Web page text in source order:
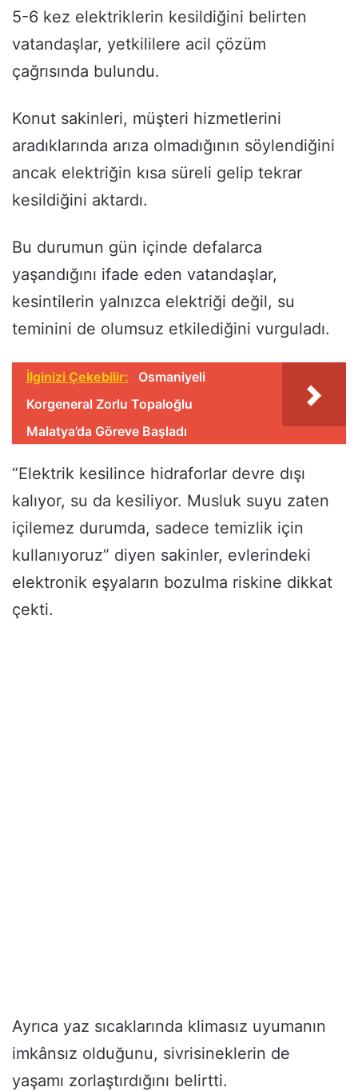
5-6 kez elektriklerin kesildiğini belirten
vatandaşlar, yetkililere acil çözüm
çağrısında bulundu.
Konut sakinleri, müşteri hizmetlerini
aradıklarında arıza olmadığının söylendiğini
ancak elektriğin kısa süreli gelip tekrar
kesildiğini aktardı.
Bu durumun gün içinde defalarca
yaşandığını ifade eden vatandaşlar,
kesintilerin yalnızca elektriği değil, su
teminini de olumsuz etkilediğini vurguladı.
İlginizi Çekebilir:
Osmaniyeli
Korgeneral Zorlu Topaloğlu
Malatya’da Göreve Başladı
“Elektrik kesilince hidraforlar devre dışı
kalıyor, su da kesiliyor. Musluk suyu zaten
içilemez durumda, sadece temizlik için
kullanıyoruz” diyen sakinler, evlerindeki
elektronik eşyaların bozulma riskine dikkat
çekti.
Ayrıca yaz sıcaklarında klimasız uyumanın
imkânsız olduğunu, sivrisineklerin de
yaşamı zorlaştırdığını belirtti.